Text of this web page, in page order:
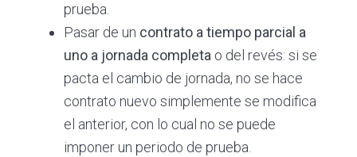
prueba.
Pasar de un contrato a tiempo parcial a
uno a jornada completa o del revés: si se
pacta el cambio de jornada, no se hace
contrato nuevo simplemente se modifica
el anterior, con lo cual no se puede
imponer un periodo de prueba.